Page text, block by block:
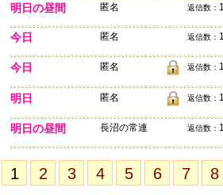
明日の昼間 匿名 返信数： 1
今日 匿名 返信数： 1
今日 匿名 返信数： 1
明日 匿名 返信数： 1
明日の昼間 長沼の常連 返信数： 1
1 2 3 4 5 6 7 8